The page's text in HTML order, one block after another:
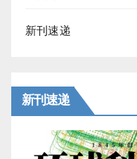
新刊速递
新刊速递